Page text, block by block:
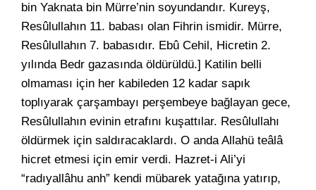
bin Yaknata bin Mürre’nin soyundandır. Kureyş,
Resûlullahın 11. babası olan Fihrin ismidir. Mürre,
Resûlullahın 7. babasıdır. Ebû Cehil, Hicretin 2.
yılında Bedr gazasında öldürüldü.] Katilin belli
olmaması için her kabileden 12 kadar sapık
toplıyarak çarşambayı perşembeye bağlayan gece,
Resûlullahın evinin etrafını kuşattılar. Resûlullahı
öldürmek için saldıracaklardı. O anda Allahü teâlâ
hicret etmesi için emir verdi. Hazret-i Ali’yi
“radıyallâhu anh” kendi mübarek yatağına yatırıp,